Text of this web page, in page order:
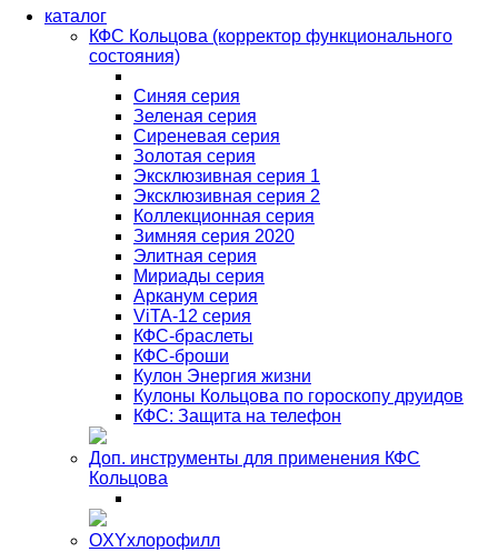
каталог
КФС Кольцова (корректор функционального
состояния)
Синяя серия
Зеленая серия
Сиреневая серия
Золотая серия
Эксклюзивная серия 1
Эксклюзивная серия 2
Коллекционная серия
Зимняя серия 2020
Элитная серия
Мириады серия
Арканум серия
ViTA-12 серия
КФС-браслеты
КФС-броши
Кулон Энергия жизни
Кулоны Кольцова по гороскопу друидов
КФС: Защита на телефон
Доп. инструменты для применения КФС
Кольцова
OXYхлорофилл